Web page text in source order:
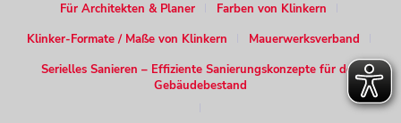
Für Architekten & Planer
Farben von Klinkern
Klinker-Formate / Maße von Klinkern
Mauerwerksverband
Serielles Sanieren – Effiziente Sanierungskonzepte für den
Gebäudebestand